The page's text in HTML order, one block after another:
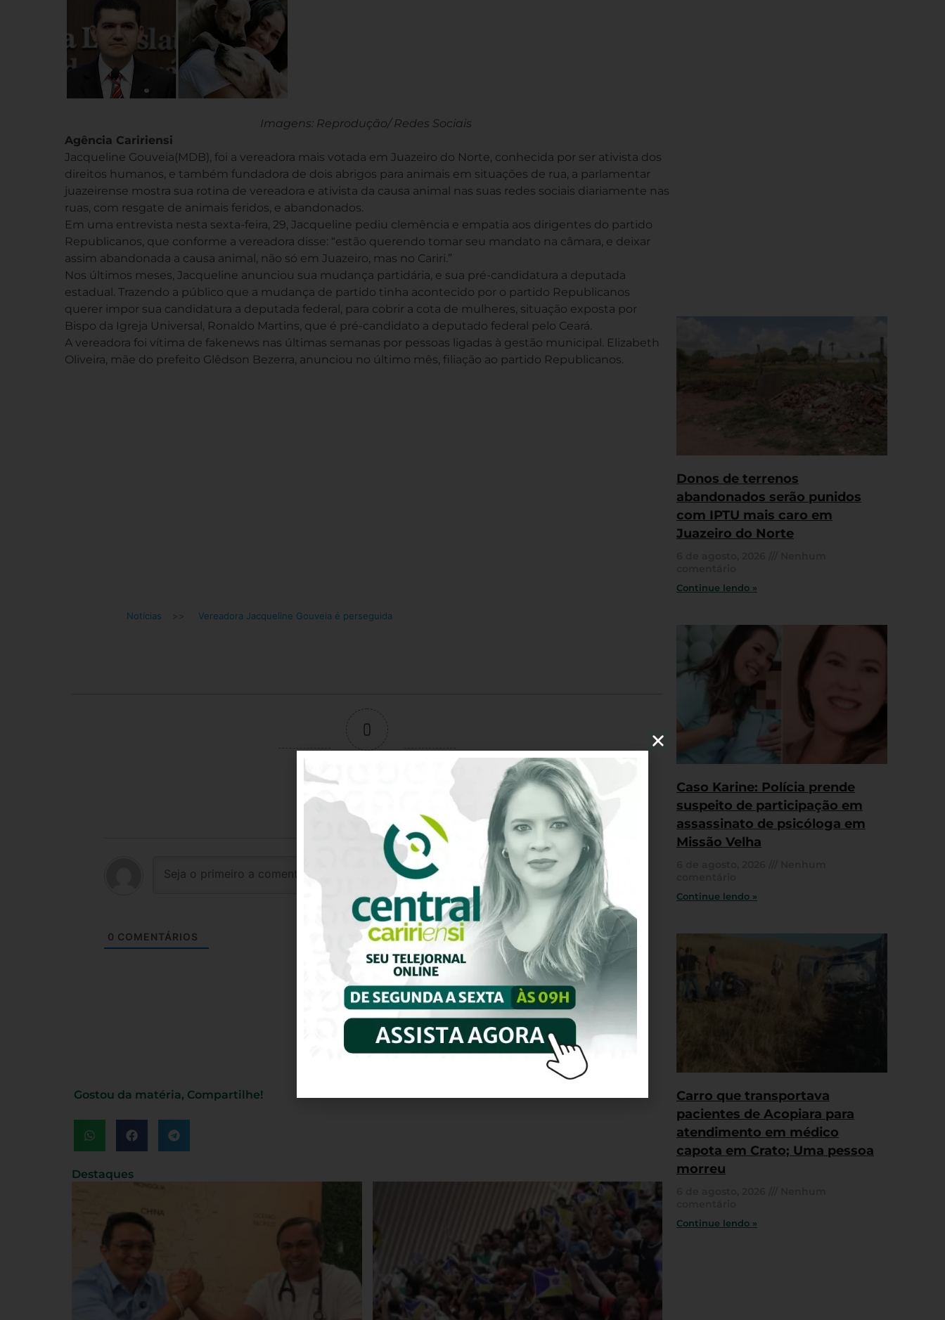
Imagens: Reprodução/ Redes Sociais
Agência Caririensi
Jacqueline Gouveia(MDB), foi a vereadora mais votada em Juazeiro do Norte, conhecida por ser ativista dos
direitos humanos, e também fundadora de dois abrigos para animais em situações de rua, a parlamentar
juazeirense mostra sua rotina de vereadora e ativista da causa animal nas suas redes sociais diariamente nas
ruas, com resgate de animais feridos, e abandonados.
Em uma entrevista nesta sexta-feira, 29, Jacqueline pediu clemência e empatia aos dirigentes do partido
Republicanos, que conforme a vereadora disse: “estão querendo tomar seu mandato na câmara, e deixar
assim abandonada a causa animal, não só em Juazeiro, mas no Cariri.”
Nos últimos meses, Jacqueline anunciou sua mudança partidária, e sua pré-candidatura a deputada
estadual. Trazendo a público que a mudança de partido tinha acontecido por o partido Republicanos
querer impor sua candidatura a deputada federal, para cobrir a cota de mulheres, situação exposta por
Bispo da Igreja Universal, Ronaldo Martins, que é pré-candidato a deputado federal pelo Ceará.
A vereadora foi vítima de fakenews nas últimas semanas por pessoas ligadas à gestão municipal. Elizabeth
Oliveira, mãe do prefeito Glêdson Bezerra, anunciou no último mês, filiação ao partido Republicanos.
Notícias >> Vereadora Jacqueline Gouveia é perseguida
0
0 COMENTÁRIOS
Gostou da matéria, Compartilhe!
Destaques
Donos de terrenos
abandonados serão punidos
com IPTU mais caro em
Juazeiro do Norte
Continue lendo »
Caso Karine: Polícia prende
suspeito de participação em
assassinato de psicóloga em
Missão Velha
Continue lendo »
Carro que transportava
pacientes de Acopiara para
atendimento em médico
capota em Crato; Uma pessoa
morreu
Continue lendo »